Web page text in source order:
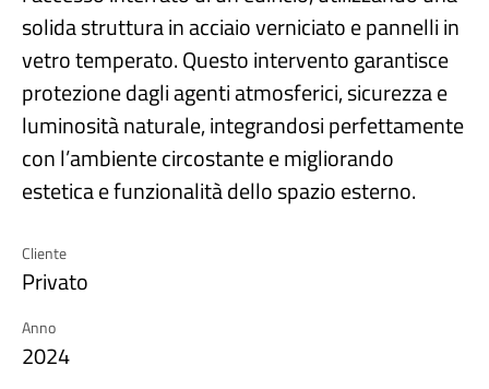
Cliente
Privato
Anno
2024
solida struttura in acciaio verniciato e pannelli in
vetro temperato. Questo intervento garantisce
protezione dagli agenti atmosferici, sicurezza e
luminosità naturale, integrandosi perfettamente
con l’ambiente circostante e migliorando
estetica e funzionalità dello spazio esterno.